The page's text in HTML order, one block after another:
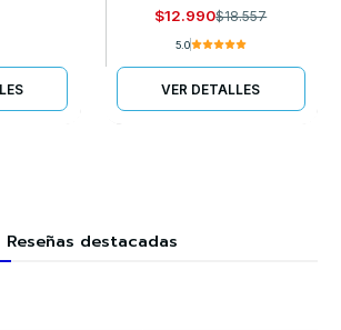
$12.990$18.557
5.0
VER DETALLES
Reseñas destacadas